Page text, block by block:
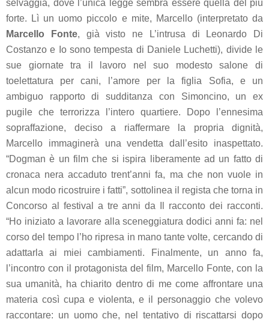
selvaggia, dove l’unica legge sembra essere quella del più
forte. Lì un uomo piccolo e mite, Marcello (interpretato da
Marcello Fonte, già visto ne L’intrusa di Leonardo Di
Costanzo e Io sono tempesta di Daniele Luchetti), divide le
sue giornate tra il lavoro nel suo modesto salone di
toelettatura per cani, l’amore per la figlia Sofia, e un
ambiguo rapporto di sudditanza con Simoncino, un ex
pugile che terrorizza l’intero quartiere. Dopo l’ennesima
sopraffazione, deciso a riaffermare la propria dignità,
Marcello immaginerà una vendetta dall’esito inaspettato.
“Dogman è un film che si ispira liberamente ad un fatto di
cronaca nera accaduto trent’anni fa, ma che non vuole in
alcun modo ricostruire i fatti”, sottolinea il regista che torna in
Concorso al festival a tre anni da
Il racconto dei racconti.
“Ho iniziato a lavorare alla sceneggiatura dodici anni fa: nel
corso del tempo l’ho ripresa in mano tante volte, cercando di
adattarla ai miei cambiamenti. Finalmente, un anno fa,
l’incontro con il protagonista del film, Marcello Fonte, con la
sua umanità, ha chiarito dentro di me come affrontare una
materia così cupa e violenta, e il personaggio che volevo
raccontare: un uomo che, nel tentativo di riscattarsi dopo